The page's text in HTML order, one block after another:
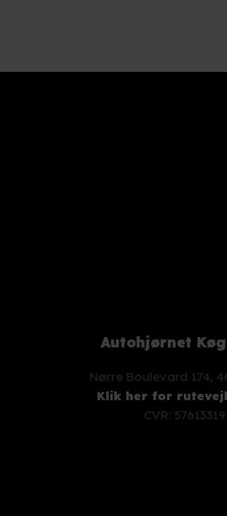
Autohjørnet
Nørre Boulevard 174,
Klik her for
CVR: 57613319